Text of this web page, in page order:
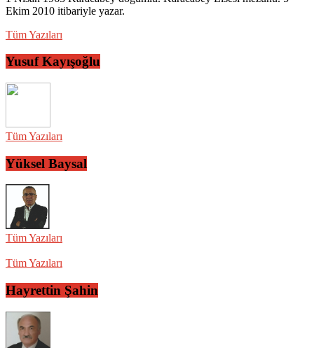
Ekim 2010 itibariyle yazar.
Tüm Yazıları
Yusuf Kayışoğlu
Tüm Yazıları
Yüksel Baysal
Tüm Yazıları
Tüm Yazıları
Hayrettin Şahin